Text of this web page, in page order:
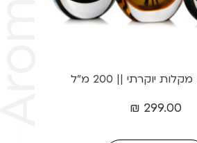
יוקרתי || 200 מ"ל
299.00
₪